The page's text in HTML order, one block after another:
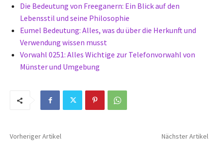
Die Bedeutung von Freeganern: Ein Blick auf den
Lebensstil und seine Philosophie
Eumel Bedeutung: Alles, was du über die Herkunft und
Verwendung wissen musst
Vorwahl 0251: Alles Wichtige zur Telefonvorwahl von
Münster und Umgebung
Vorheriger Artikel Nächster Artikel